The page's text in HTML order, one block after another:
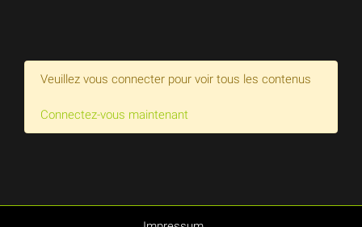
Veuillez vous connecter pour voir tous les contenus
Connectez-vous maintenant